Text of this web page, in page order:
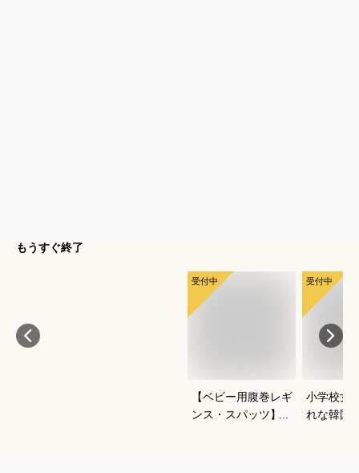
もうすぐ終了
受付中
【ベビー用腹巻レギ
ンス・スパッツ】よ
受付中
小学校女
れな韓国